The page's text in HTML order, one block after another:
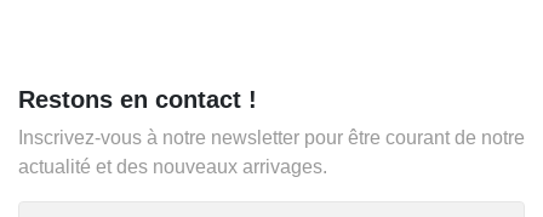
Restons en contact !
Inscrivez-vous à notre newsletter pour être courant de notre
actualité et des nouveaux arrivages.